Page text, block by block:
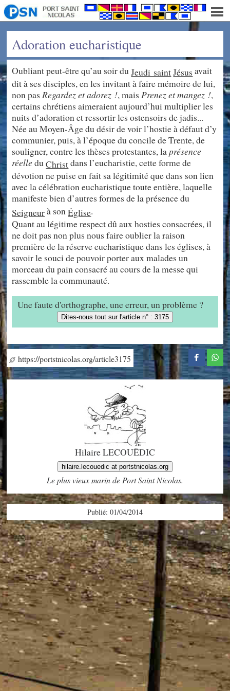
Adoration eucharistique
Oubliant peut-être qu’au soir duJeudi saintJésus avait
dit à ses disciples, en les invitant à faire mémoire de lui,
non pasRegardez et adorez !, maisPrenez et mangez !,
certains chrétiens aimeraient aujourd’hui multiplier les
nuits d’adoration et ressortir les ostensoirs de jadis...
Née au Moyen-Âge du désir de voir l’hostie à défaut d’y
communier, puis, à l’époque du concile de Trente, de
souligner, contre les thèses protestantes, laprésence
réelleduChristdans l’eucharistie, cette forme de
dévotion ne puise en fait sa légitimité que dans son lien
avec la célébration eucharistique toute entière, laquelle
manifeste bien d’autres formes de la présence du
Seigneurà sonÉglise.
Quant au légitime respect dû aux hosties consacrées, il
ne doit pas non plus nous faire oublier la raison
première de la réserve eucharistique dans les églises, à
savoir le souci de pouvoir porter aux malades un
morceau du pain consacré au cours de la messe qui
rassemble la communauté.
Une faute d'orthographe, une erreur, un problème ?
Dites-nous tout sur l'article n° : 3175
https://portstnicolas.org/article3175
Hilaire LECOUËDIC
hilaire.lecouedic at portstnicolas.org
Le plus vieux marin de Port Saint Nicolas.
Publié: 01/04/2014